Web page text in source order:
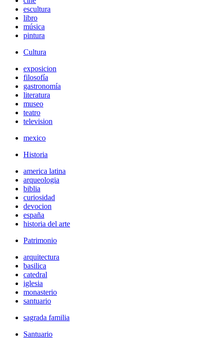
escultura
libro
música
pintura
Cultura
exposicion
filosofía
gastronomía
literatura
museo
teatro
television
mexico
Historia
america latina
arqueologia
biblia
curiosidad
devocion
españa
historia del arte
Patrimonio
arquitectura
basilica
catedral
iglesia
monasterio
santuario
sagrada familia
Santuario